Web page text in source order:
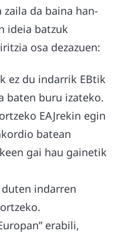
da baina han-
ideia batzuk
osa dezazuen:
ez du indarrik EBtik
baten buru izateko.
EAJrekin egin
batean
gai hau gainetik
duten indarren
erabili,